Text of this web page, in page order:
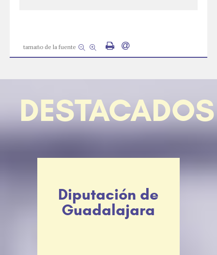
tamaño de la fuente
DESTACADOS
Diputación de
Guadalajara